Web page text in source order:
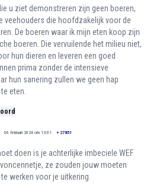
u ziet demonstreren zijn geen boeren,
veehouders die hoofdzakelijk voor de
De boeren waar ik mijn eten koop zijn
boeren. Die vervuilende het milieu niet,
hun dieren en leveren een goed
prima zonder de intensieve
hun sanering zullen we geen hap
eten.
06 februari 2024 om 13:01 + 27851
doen is je achterlijke imbeciele WEF
ze zouden jouw moeten
werken voor je uitkering